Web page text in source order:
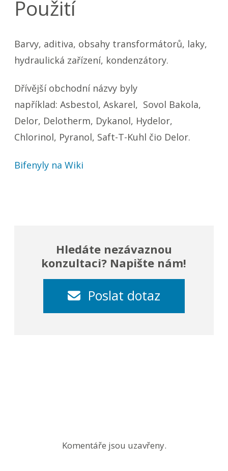
Použití
Barvy, aditiva, obsahy transformátorů, laky,
hydraulická zařízení, kondenzátory.
Dřívější obchodní názvy byly
například: Asbestol, Askarel, Sovol Bakola,
Delor, Delotherm, Dykanol, Hydelor,
Chlorinol, Pyranol, Saft-T-Kuhl čio Delor.
Bifenyly na Wiki
Hledáte nezávaznou
konzultaci? Napište nám!
Poslat dotaz
Komentáře jsou uzavřeny.